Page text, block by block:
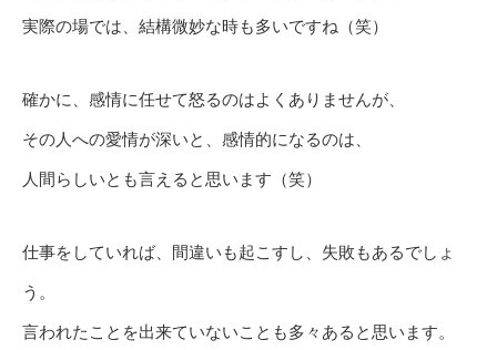
実際の場では、結構微妙な時も多いですね（笑）
確かに、感情に任せて怒るのはよくありませんが、
その人への愛情が深いと、感情的になるのは、
人間らしいとも言えると思います（笑）
仕事をしていれば、間違いも起こすし、失敗もあるでしょ
う。
言われたことを出来ていないことも多々あると思います。